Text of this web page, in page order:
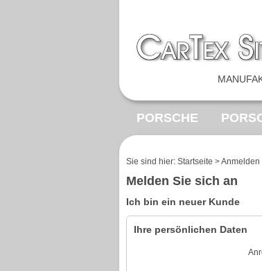
PORSCHE
Sie sind hier: Startseite >Anmelden
Melden Sie sich an
Ich bin ein neuer Kunde
Ihre persönlichen Daten